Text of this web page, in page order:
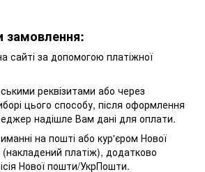
замовлення:
сайті за допомогою платіжної
реквізитами або через
цього способу, після оформлення
надішле Вам дані для оплати.
на пошті або кур'єром Нової
платіж), додатково
Нової пошти/УкрПошти.